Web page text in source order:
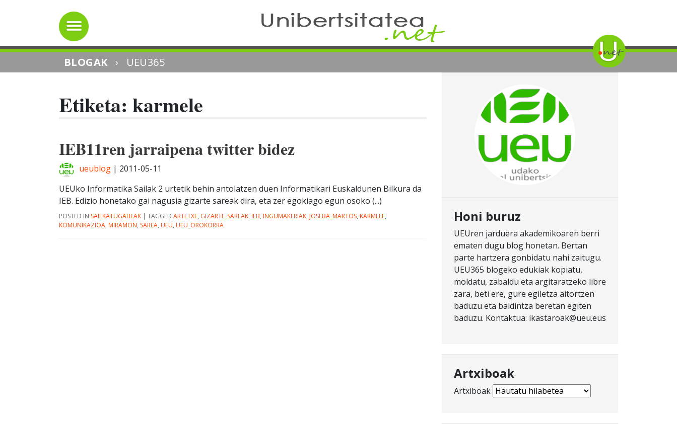
BLOGAK › UEU365
Etiketa: karmele
IEB11ren jarraipena twitter bidez
ueublog | 2011-05-11
UEUko Informatika Sailak 2 urtetik behin antolatzen duen Informatikari Euskaldunen Bilkura da
IEB. Edizio honetako gai nagusia gizarte sareak dira, eta zer egokiago egun osoko (...)
POSTED IN SAILKATUGABEAK | TAGGED ARTETXE, GIZARTE_SAREAK, IEB, INGUMAKERIAK, JOSEBA_MARTOS, KARMELE,
KOMUNIKAZIOA, MIRAMON, SAREA, UEU, UEU_OROKORRA
Honi buruz
UEUren jarduera akademikoaren berri
ematen dugu blog honetan. Bertan
parte hartzera gonbidatu nahi zaitugu.
UEU365 blogeko edukiak kopiatu,
moldatu, zabaldu eta argitaratzeko libre
zara, beti ere, gure egiletza aitortzen
baduzu eta baldintza beretan egiten
baduzu. Kontaktua: ikastaroak@ueu.eus
Artxiboak
Artxiboak